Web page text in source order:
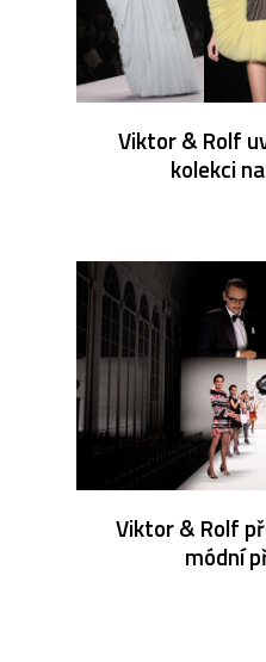
Viktor & Rolf
kolekci
Viktor & Rolf
módní